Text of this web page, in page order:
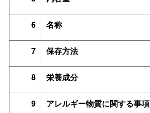
6 名称
7 保存方法
8 栄養成分
9 アレルギー物質に関する事項